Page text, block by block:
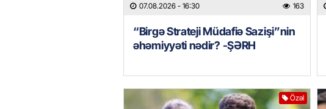
07.08.2026 - 16:30 163
“Birgə Strateji Müdafiə Sazişi”nin
əhəmiyyəti nədir? -ŞƏRH
Özəl